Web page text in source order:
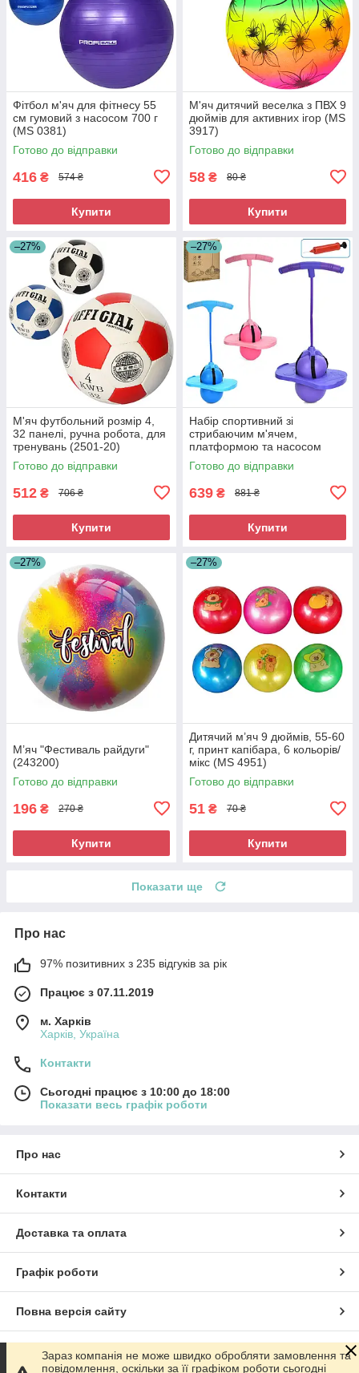
Фітбол м'яч для фітнесу 55
см гумовий з насосом 700 г
(MS 0381)
Готово до відправки
416 ₴ 574 ₴
Купити
М'яч дитячий веселка з ПВХ 9
дюймів для активних ігор (MS
3917)
Готово до відправки
58 ₴ 80 ₴
Купити
–27%
М'яч футбольний розмір 4,
32 панелі, ручна робота, для
тренувань (2501-20)
Готово до відправки
512 ₴ 706 ₴
Купити
–27%
Набір спортивний зі
стрибаючим м'ячем,
платформою та насосом
Jumper (MS 4425)
Готово до відправки
639 ₴ 881 ₴
Купити
–27%
М’яч "Фестиваль райдуги"
(243200)
Готово до відправки
196 ₴ 270 ₴
Купити
–27%
Дитячий м’яч 9 дюймів, 55-60
г, принт капібара, 6 кольорів/
мікс (MS 4951)
Готово до відправки
51 ₴ 70 ₴
Купити
Показати ще
Про нас
97% позитивних з 235 відгуків за рік
Працює з 07.11.2019
м. Харків
Харків, Україна
Контакти
Сьогодні працює з 10:00 до 18:00
Показати весь графік роботи
Про нас
Контакти
Доставка та оплата
Графік роботи
Повна версія сайту
Сайт створено на маркетплейсі Prom.ua
Зараз компанія не може швидко обробляти замовлення та
повідомлення, оскільки за її графіком роботи сьогодні